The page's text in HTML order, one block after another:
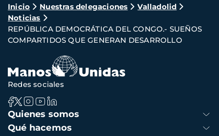
Ruta
de
navegación
Inicio Nuestras delegaciones
Valladolid
Noticias
REPÚBLICA DEMOCRÁTICA DEL CONGO.- SUEÑOS
COMPARTIDOS QUE GENERAN DESARROLLO
Navegación
principal
Quienes somos
Qué hacemos
Redes sociales